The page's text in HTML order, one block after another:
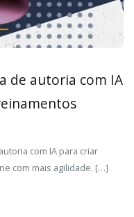
de autoria com IA
com IA para criar
com mais agilidade. […]